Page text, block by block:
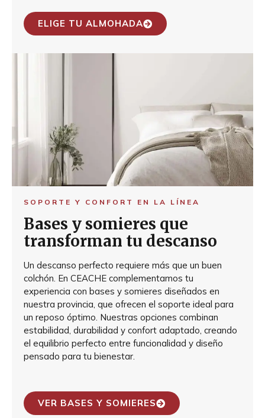
ELIGE TU ALMOHADA
SOPORTE Y CONFORT EN LA LÍNEA
Bases y somieres que
transforman tu descanso
Un descanso perfecto requiere más que un buen
colchón. En CEACHE complementamos tu
experiencia con bases y somieres diseñados en
nuestra provincia, que ofrecen el soporte ideal para
un reposo óptimo. Nuestras opciones combinan
estabilidad, durabilidad y confort adaptado, creando
el equilibrio perfecto entre funcionalidad y diseño
pensado para tu bienestar.
VER BASES Y SOMIERES